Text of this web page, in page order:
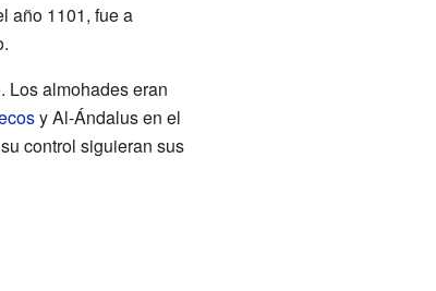
año 1101, fue a
Los almohades eran
y Al-Ándalus en el
control siguieran sus